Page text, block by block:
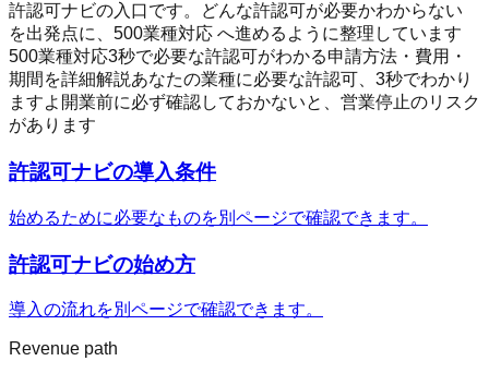
許認可ナビの入口です。どんな許認可が必要かわからない
を出発点に、500業種対応 へ進めるように整理しています
500業種対応3秒で必要な許認可がわかる申請方法・費用・
期間を詳細解説あなたの業種に必要な許認可、3秒でわかり
ますよ 開業前に必ず確認しておかないと、営業停止のリスク
があります
許認可ナビの導入条件
始めるために必要なものを別ページで確認できます。
許認可ナビの始め方
導入の流れを別ページで確認できます。
Revenue path